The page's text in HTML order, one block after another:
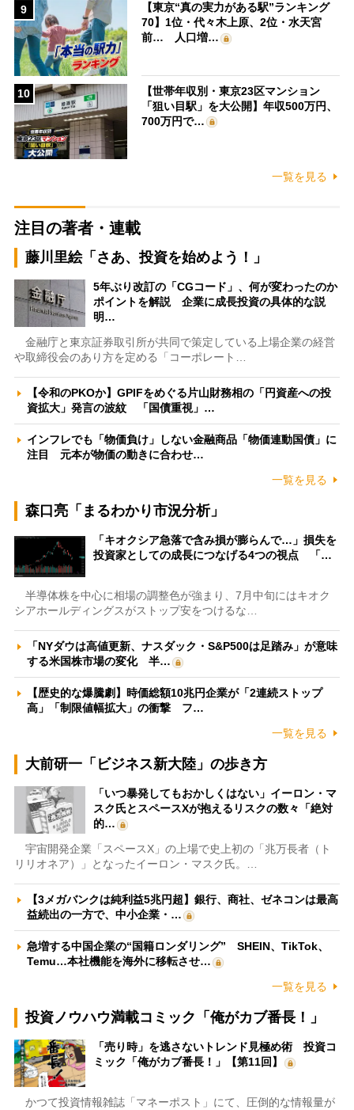
9
【東京“真の実力がある駅”ランキング
70】1位・代々木上原、2位・水天宮
前… 人口増…
10
【世帯年収別・東京23区マンション
「狙い目駅」を大公開】年収500万円、
700万円で…
一覧を見る
注目の著者・連載
藤川里絵「さあ、投資を始めよう！」
5年ぶり改訂の「CGコード」、何が変わったのか
ポイントを解説 企業に成長投資の具体的な説
明…
金融庁と東京証券取引所が共同で策定している上場企業の経営
や取締役会のあり方を定める「コーポレート…
【令和のPKOか】GPIFをめぐる片山財務相の「円資産への投
資拡大」発言の波紋 「国債重視」…
インフレでも「物価負け」しない金融商品「物価連動国債」に
注目 元本が物価の動きに合わせ…
一覧を見る
森口亮「まるわかり市況分析」
「キオクシア急落で含み損が膨らんで…」損失を
投資家としての成長につなげる4つの視点 「…
半導体株を中心に相場の調整色が強まり、7月中旬にはキオク
シアホールディングスがストップ安をつけるな…
「NYダウは高値更新、ナスダック・S&P500は足踏み」が意味
する米国株市場の変化 半…
【歴史的な爆騰劇】時価総額10兆円企業が「2連続ストップ
高」「制限値幅拡大」の衝撃 フ…
一覧を見る
大前研一「ビジネス新大陸」の歩き方
「いつ暴発してもおかしくはない」イーロン・マ
スク氏とスペースXが抱えるリスクの数々「絶対
的…
宇宙開発企業「スペースX」の上場で史上初の「兆万長者（ト
リリオネア）」となったイーロン・マスク氏。…
【3メガバンクは純利益5兆円超】銀行、商社、ゼネコンは最高
益続出の一方で、中小企業・…
急増する中国企業の“国籍ロンダリング” SHEIN、TikTok、
Temu…本社機能を海外に移転させ…
一覧を見る
投資ノウハウ満載コミック「俺がカブ番長！」
「売り時」を逃さないトレンド見極め術 投資コ
ミック「俺がカブ番長！」【第11回】
かつて投資情報雑誌「マネーポスト」にて、圧倒的な情報量が